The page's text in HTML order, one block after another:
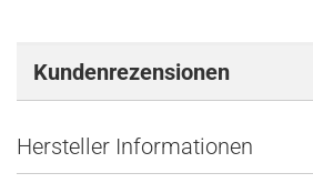
Kundenrezensionen
Hersteller Informationen